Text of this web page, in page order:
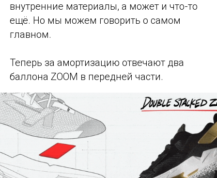
внутренние материалы, а может и что-то
ещё. Но мы можем говорить о самом
главном.
Теперь за амортизацию отвечают два
баллона ZOOM в передней части.